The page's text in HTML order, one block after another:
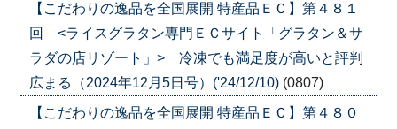
【こだわりの逸品を全国展開 特産品ＥＣ】第４８１
回 <ライスグラタン専門ＥＣサイト「グラタン＆サ
ラダの店リゾート」> 冷凍でも満足度が高いと評判
広まる（2024年12月5日号）('24/12/10) (0807)
【こだわりの逸品を全国展開 特産品ＥＣ】第４８０